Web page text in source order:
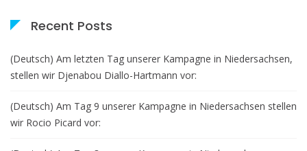
vor:
Recent Posts
(Deutsch) Am letzten Tag unserer Kampagne in Niedersachsen,
stellen wir Djenabou Diallo-Hartmann vor:
(Deutsch) Am Tag 9 unserer Kampagne in Niedersachsen stellen
wir Rocio Picard vor: